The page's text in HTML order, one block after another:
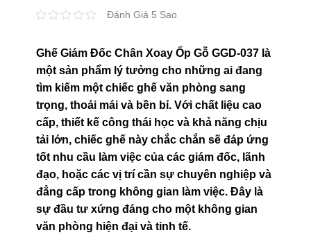
Đánh Giá 5 Sao
Ghế Giám Đốc Chân Xoay Ốp Gỗ GGD-037 là
một sản phẩm lý tưởng cho những ai đang
tìm kiếm một chiếc ghế văn phòng sang
trọng, thoải mái và bền bỉ. Với chất liệu cao
cấp, thiết kế công thái học và khả năng chịu
tải lớn, chiếc ghế này chắc chắn sẽ đáp ứng
tốt nhu cầu làm việc của các giám đốc, lãnh
đạo, hoặc các vị trí cần sự chuyên nghiệp và
đẳng cấp trong không gian làm việc. Đây là
sự đầu tư xứng đáng cho một không gian
văn phòng hiện đại và tinh tế.